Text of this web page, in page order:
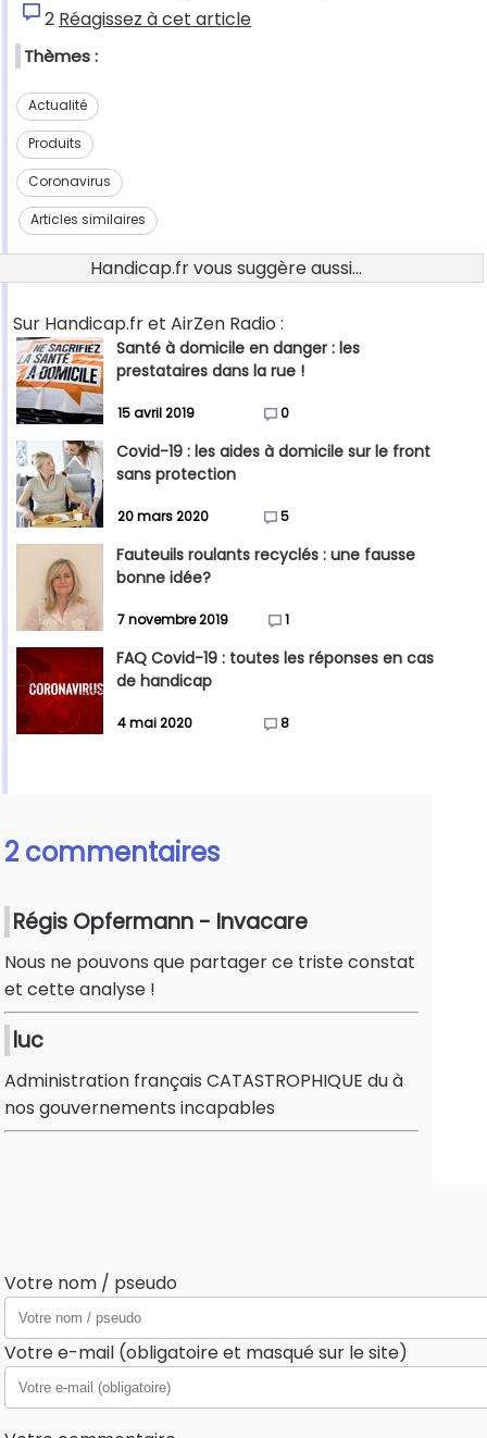
2 Réagissez à cet article
Thèmes :
Actualité
Produits
Coronavirus
Articles similaires
Handicap.fr vous suggère aussi...
Sur Handicap.fr et AirZen Radio :
Santé à domicile en danger : les
prestataires dans la rue !
15 avril 2019 0
Covid-19 : les aides à domicile sur le front
sans protection
20 mars 2020 5
Fauteuils roulants recyclés : une fausse
bonne idée?
7 novembre 2019 1
FAQ Covid-19 : toutes les réponses en cas
de handicap
4 mai 2020 8
2 commentaires
Régis Opfermann - Invacare
Nous ne pouvons que partager ce triste constat
et cette analyse !
luc
Administration français CATASTROPHIQUE du à
nos gouvernements incapables
Votre nom / pseudo
Votre e-mail (obligatoire et masqué sur le site)